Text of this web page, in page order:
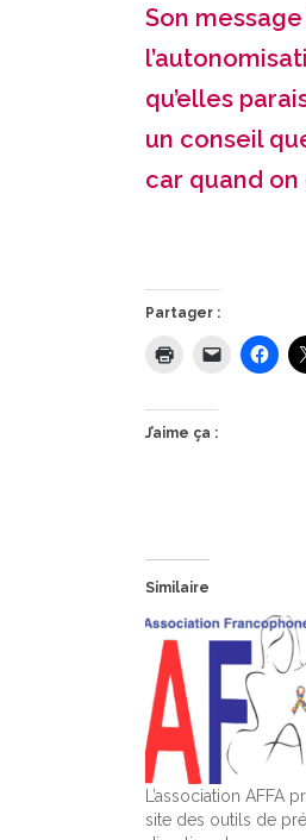
Son
qu’elles
un conseil
car quand
Partager :
J’aime ça :
Similaire
L’association AFFA
site des outils de